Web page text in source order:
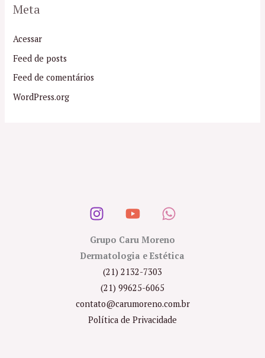
Meta
Acessar
Feed de posts
Feed de comentários
WordPress.org
Grupo Caru Moreno
Dermatologia e Estética
(21) 2132-7303
(21) 99625-6065
contato@carumoreno.com.br
Política de Privacidade